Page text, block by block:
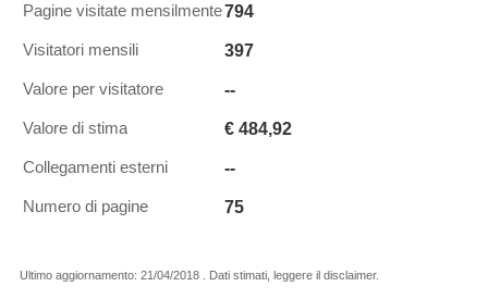
Pagine visitate mensilmente794
Visitatori mensili 397
Valore per visitatore --
Valore di stima € 484,92
Collegamenti esterni --
Numero di pagine 75
Ultimo aggiornamento: 21/04/2018 . Dati stimati, leggere il disclaimer.